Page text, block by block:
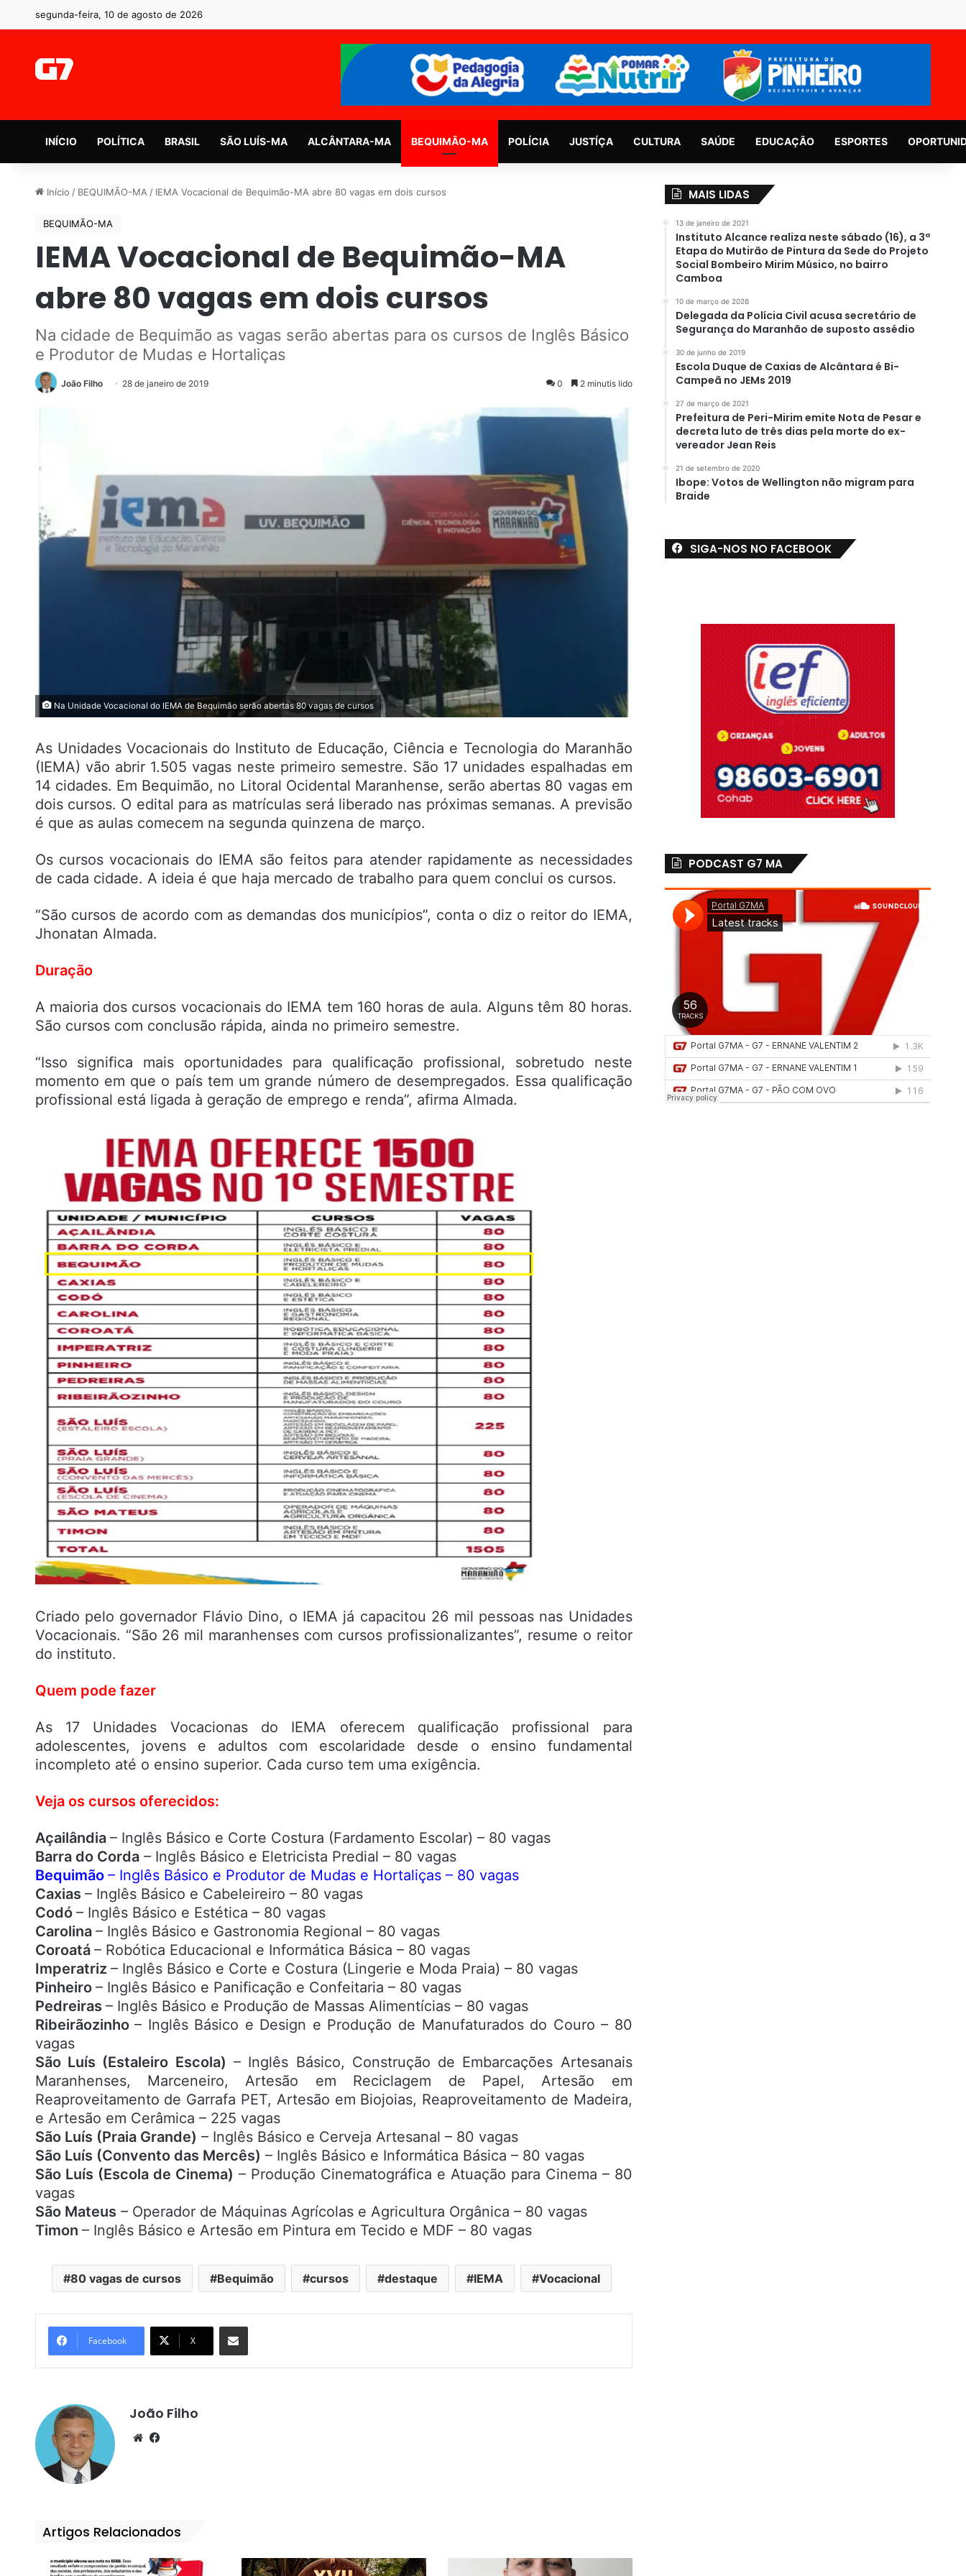
segunda-feira, 10 de agosto de 2026
INÍCIO POLÍTICA BRASIL SÃO LUÍS-MA ALCÂNTARA-MA BEQUIMÃO-MA POLÍCIA JUSTÍÇA CULTURA SAÚDE EDUCAÇÃO ESPORTES
Início / BEQUIMÃO-MA / IEMA Vocacional de Bequimão-MA abre 80 vagas em dois cursos
BEQUIMÃO-MA
IEMA Vocacional de Bequimão-MA
abre 80 vagas em dois cursos
Na cidade de Bequimão as vagas serão abertas para os cursos de Inglês Básico
e Produtor de Mudas e Hortaliças
João Filho 28 de janeiro de 2019 0 2 minutis lido
Na Unidade Vocacional do IEMA de Bequimão serão abertas 80 vagas de cursos
As Unidades Vocacionais do Instituto de Educação, Ciência e Tecnologia do Maranhão
(IEMA) vão abrir 1.505 vagas neste primeiro semestre. São 17 unidades espalhadas em
14 cidades. Em Bequimão, no Litoral Ocidental Maranhense, serão abertas 80 vagas em
dois cursos. O edital para as matrículas será liberado nas próximas semanas. A previsão
é que as aulas comecem na segunda quinzena de março.
Os cursos vocacionais do IEMA são feitos para atender rapidamente as necessidades
de cada cidade. A ideia é que haja mercado de trabalho para quem conclui os cursos.
“São cursos de acordo com as demandas dos municípios”, conta o diz o reitor do IEMA,
Jhonatan Almada.
Duração
A maioria dos cursos vocacionais do IEMA tem 160 horas de aula. Alguns têm 80 horas.
São cursos com conclusão rápida, ainda no primeiro semestre.
“Isso significa mais oportunidades para qualificação profissional, sobretudo neste
momento em que o país tem um grande número de desempregados. Essa qualificação
profissional está ligada à geração de emprego e renda”, afirma Almada.
Criado pelo governador Flávio Dino, o IEMA já capacitou 26 mil pessoas nas Unidades
Vocacionais. “São 26 mil maranhenses com cursos profissionalizantes”, resume o reitor
do instituto.
Quem pode fazer
As 17 Unidades Vocacionas do IEMA oferecem qualificação profissional para
adolescentes, jovens e adultos com escolaridade desde o ensino fundamental
incompleto até o ensino superior. Cada curso tem uma exigência.
Veja os cursos oferecidos:
Açailândia – Inglês Básico e Corte Costura (Fardamento Escolar) – 80 vagas
Barra do Corda– Inglês Básico e Eletricista Predial – 80 vagas
Bequimão – Inglês Básico e Produtor de Mudas e Hortaliças – 80 vagas
Caxias – Inglês Básico e Cabeleireiro – 80 vagas
Codó – Inglês Básico e Estética – 80 vagas
Carolina – Inglês Básico e Gastronomia Regional – 80 vagas
Coroatá – Robótica Educacional e Informática Básica – 80 vagas
Imperatriz – Inglês Básico e Corte e Costura (Lingerie e Moda Praia) – 80 vagas
Pinheiro – Inglês Básico e Panificação e Confeitaria – 80 vagas
Pedreiras – Inglês Básico e Produção de Massas Alimentícias – 80 vagas
Ribeirãozinho– Inglês Básico e Design e Produção de Manufaturados do Couro – 80
vagas
São Luís (Estaleiro Escola) – Inglês Básico, Construção de Embarcações Artesanais
Maranhenses, Marceneiro, Artesão em Reciclagem de Papel, Artesão em
Reaproveitamento de Garrafa PET, Artesão em Biojoias, Reaproveitamento de Madeira,
e Artesão em Cerâmica – 225 vagas
São Luís (Praia Grande) – Inglês Básico e Cerveja Artesanal – 80 vagas
São Luís (Convento das Mercês) – Inglês Básico e Informática Básica – 80 vagas
São Luís (Escola de Cinema) – Produção Cinematográfica e Atuação para Cinema – 80
vagas
São Mateus – Operador de Máquinas Agrícolas e Agricultura Orgânica – 80 vagas
Timon – Inglês Básico e Artesão em Pintura em Tecido e MDF – 80 vagas
80 vagas de cursos Bequimão cursos destaque IEMA Vocacional
Facebook X
Compartilhar por e-mail
João Filho
We
Artigos Relacionados
MAIS LIDAS
13 de janeiro de 2021
Instituto Alcance realiza neste sábado (16), a 3ª
Etapa do Mutirão de Pintura da Sede do Projeto
Social Bombeiro Mirim Músico, no bairro
Camboa
10 de março de 2026
Delegada da Polícia Civil acusa secretário de
Segurança do Maranhão de suposto assédio
30 de junho de 2019
Escola Duque de Caxias de Alcântara é Bi-
Campeã no JEMs 2019
27 de março de 2021
Prefeitura de Peri-Mirim emite Nota de Pesar e
decreta luto de três dias pela morte do ex-
vereador Jean Reis
21 de setembro de 2020
Ibope: Votos de Wellington não migram para
Braide
SIGA-NOS NO FACEBOOK
PODCAST G7 MA